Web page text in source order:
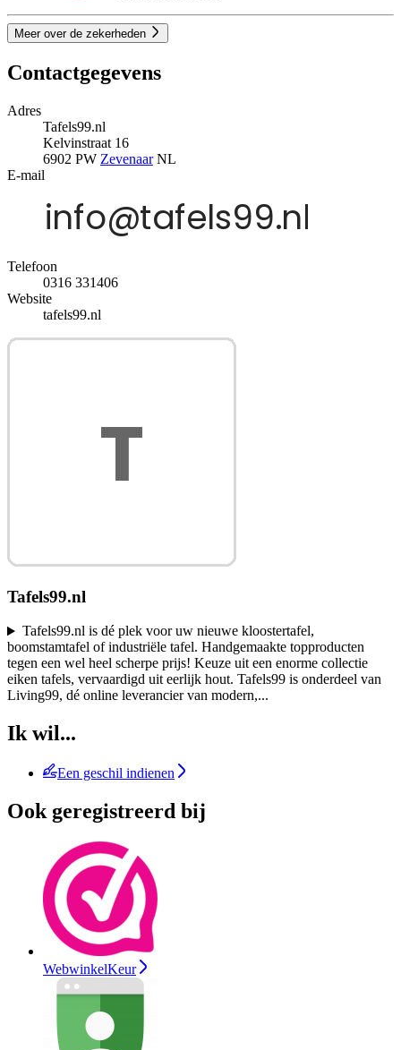
Meer over de zekerheden
Contactgegevens
Adres
Tafels99.nl
Kelvinstraat 16
6902 PW ZevenaarNL
E-mail
Telefoon
0316 331406
Website
tafels99.nl
Tafels99.nl
Tafels99.nl is dé plek voor uw nieuwe kloostertafel,
boomstamtafel of industriële tafel. Handgemaakte topproducten
tegen een wel heel scherpe prijs! Keuze uit een enorme collectie
eiken tafels, vervaardigd uit eerlijk hout. Tafels99 is onderdeel van
Living99, dé online leverancier van modern,...
Ik wil...
Een geschil indienen
Ook geregistreerd bij
WebwinkelKeur